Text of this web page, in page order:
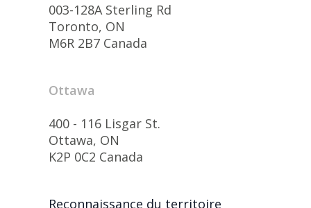
003-128A Sterling Rd
Toronto, ON
M6R 2B7 Canada
Ottawa
400 - 116 Lisgar St.
Ottawa, ON
K2P 0C2 Canada
Reconnaissance du territoire